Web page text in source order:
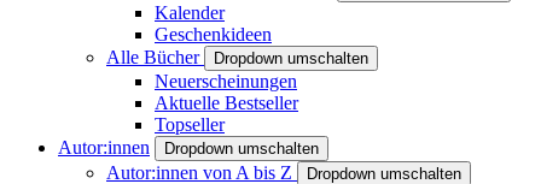
Kalender
Geschenkideen
Alle Bücher
Dropdown umschalten
Neuerscheinungen
Aktuelle Bestseller
Topseller
Autor:innen
Dropdown umschalten
Autor:innen von A bis Z Dropdown umschalten